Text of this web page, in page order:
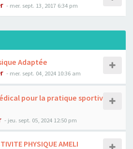
- mer. sept. 13, 2017 6:34 pm
Adaptée
- mer. sept. 04, 2024 10:36 am
pour la pratique sportiv
- jeu. sept. 05, 2024 12:50 pm
PHYSIQUE AMELI